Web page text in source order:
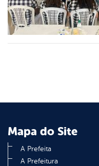
Mapa do Site
A Prefeita
A Prefeitura